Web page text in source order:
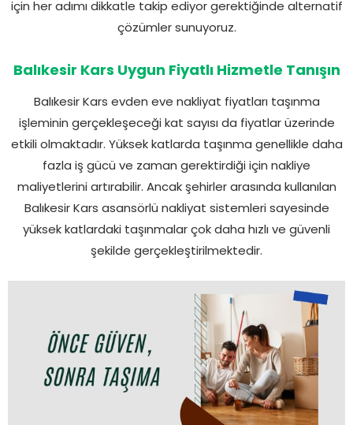
için her adımı dikkatle takip ediyor gerektiğinde alternatif
çözümler sunuyoruz.
Balıkesir Kars Uygun Fiyatlı Hizmetle Tanışın
Balıkesir Kars evden eve nakliyat fiyatları taşınma
işleminin gerçekleşeceği kat sayısı da fiyatlar üzerinde
etkili olmaktadır. Yüksek katlarda taşınma genellikle daha
fazla iş gücü ve zaman gerektirdiği için nakliye
maliyetlerini artırabilir. Ancak şehirler arasında kullanılan
Balıkesir Kars asansörlü nakliyat sistemleri sayesinde
yüksek katlardaki taşınmalar çok daha hızlı ve güvenli
şekilde gerçekleştirilmektedir.